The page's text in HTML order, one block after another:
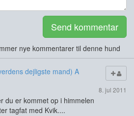
Send kommentar
nye kommentarer til denne hund
dejligste mand) A
8. jul 2011
du er kommet op i himmelen
tagfat med Kvik....